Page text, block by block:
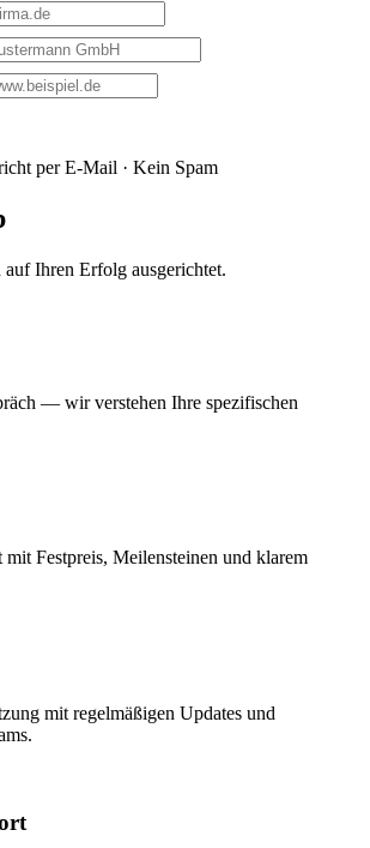
per E-Mail · Kein Spam
Ihren Erfolg ausgerichtet.
— wir verstehen Ihre spezifischen
Festpreis, Meilensteinen und klarem
mit regelmäßigen Updates und